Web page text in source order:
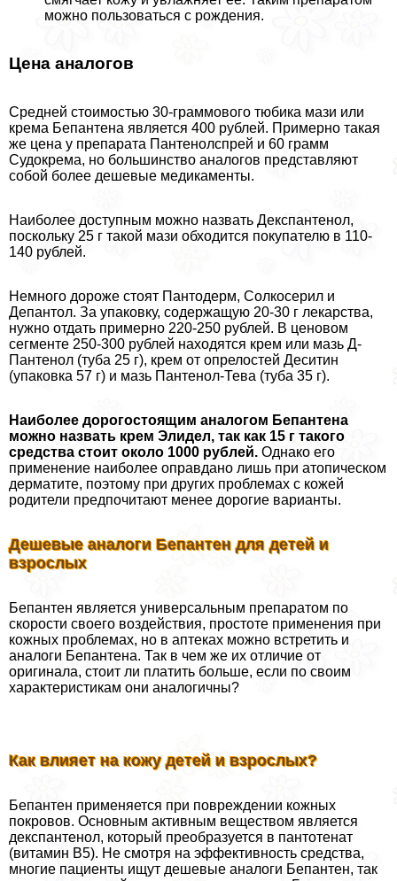
можно пользоваться с рождения.
Цена аналогов
Средней стоимостью 30-граммового тюбика мази или
крема Бепантена является 400 рублей. Примерно такая
же цена у препарата Пантенолспрей и 60 грамм
Судокрема, но большинство аналогов представляют
собой более дешевые медикаменты.
Наиболее доступным можно назвать Декспантенол,
поскольку 25 г такой мази обходится покупателю в 110-
140 рублей.
Немного дороже стоят Пантодерм, Солкосерил и
Депантол. За упаковку, содержащую 20-30 г лекарства,
нужно отдать примерно 220-250 рублей. В ценовом
сегменте 250-300 рублей находятся крем или мазь Д-
Пантенол (туба 25 г), крем от опрелостей Деситин
(упаковка 57 г) и мазь Пантенол-Тева (туба 35 г).
Наиболее дорогостоящим аналогом Бепантена
можно назвать крем Элидел, так как 15 г такого
средства стоит около 1000 рублей. Однако его
применение наиболее оправдано лишь при атопическом
дерматите, поэтому при других проблемах с кожей
родители предпочитают менее дорогие варианты.
Дешевые аналоги Бепантен для детей и
взрослых
Бепантен является универсальным препаратом по
скорости своего воздействия, простоте применения при
кожных проблемах, но в аптеках можно встретить и
аналоги Бепантена. Так в чем же их отличие от
оригинала, стоит ли платить больше, если по своим
хаpaктеристикам они аналогичны?
Как влияет на кожу детей и взрослых?
Бепантен применяется при повреждении кожных
покровов. Основным активным веществом является
декспантенол, который преобразуется в пантотенат
(витамин В5). Не смотря на эффективность средства,
многие пациенты ищут дешевые аналоги Бепантен, так